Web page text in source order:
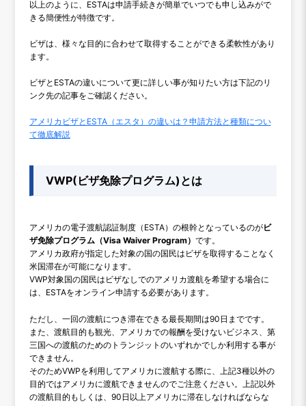
以上のように、ESTAは申請手続きが簡単でいつでも申し込みがで
きる簡便性が特徴です。
ビザは、様々な目的に合わせて取得することができる柔軟性があり
ます。
ビザとESTAの違いについて更に詳しい事が知りたい方は下記のリ
ンク先の記事をご確認ください。
アメリカビザとESTA（エスタ）の違いは？申請方法と種類につい
て徹底解説
VWP(ビザ免除プログラム)とは
アメリカの電子渡航認証制度（ESTA）の根幹となっているのがビ
ザ免除プログラム（Visa Waiver Program） です。
アメリカ政府が指定した対象の国の国民はビザを取得することなく
米国滞在が可能になります。
VWP対象国の国民はビザなしでのアメリカ渡航を希望する場合に
は、ESTAをオンライン申請する必要があります。
ただし、一回の渡航につき滞在できる最長期間は90日までです。
また、渡航目的も観光、アメリカでの報酬を受けないビジネス、第
三国への渡航のためのトランジットのいずれかでしか利用する事が
できません。
そのためVWPを利用してアメリカに渡航する際に、上記3種以外の
目的ではアメリカに渡航できませんのでご注意ください。上記以外
の渡航目的もしくは、90日以上アメリカに滞在しなければならな